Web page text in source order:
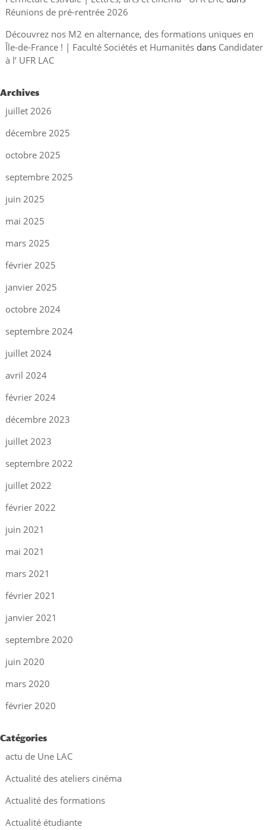
Réunions de pré-rentrée 2026
Découvrez nos M2 en alternance, des formations uniques en
Île-de-France ! | Faculté Sociétés et Humanitésdans Candidater
à l’ UFR LAC
Archives
juillet 2026
décembre 2025
octobre 2025
septembre 2025
juin 2025
mai 2025
mars 2025
février 2025
janvier 2025
octobre 2024
septembre 2024
juillet 2024
avril 2024
février 2024
décembre 2023
juillet 2023
septembre 2022
juillet 2022
février 2022
juin 2021
mai 2021
mars 2021
février 2021
janvier 2021
septembre 2020
juin 2020
mars 2020
février 2020
Catégories
actu de Une LAC
Actualité des ateliers cinéma
Actualité des formations
Actualité étudiante